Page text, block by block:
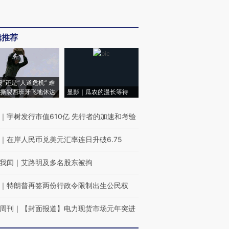
荐
”还是“人道危机” 难
裂西班牙飞地休达
显影｜瓜农的漫长等待
｜ 宇树发行市值610亿 先行者的加速和考验
｜ 在岸人民币兑美元汇率连日升破6.75
闻 ｜ 艾路明及多名股东被拘
｜ 特朗普再签两份行政令限制出生公民权
刊 ｜ 【封面报道】电力现货市场元年突进